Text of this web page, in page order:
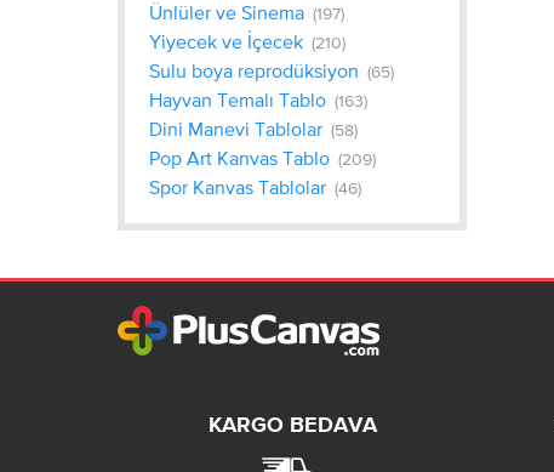
Ünlüler ve Sinema (197)
Yiyecek ve İçecek (210)
Sulu boya reprodüksiyon (65)
Hayvan Temalı Tablo (163)
Dini Manevi Tablolar (58)
Pop Art Kanvas Tablo (209)
Spor Kanvas Tablolar (46)
KARGO BEDAVA